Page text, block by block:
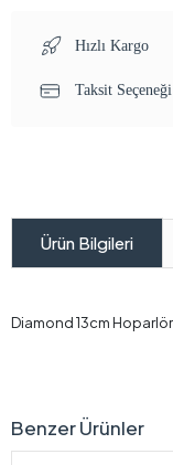
Hızlı Kargo
Taksit Seçeneği
Ürün Bilgileri
Diamond 13cm
Benzer Ürünler